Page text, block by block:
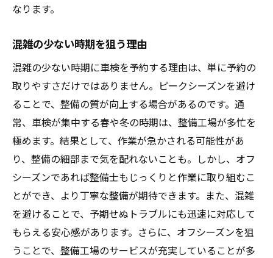
なります。
混雑の少ない時期を狙う理由
混雑の少ない時期に車検を予約する理由は、単に予約の
取りやすさだけではありません。ピークシーズンを避け
ることで、整備の質が向上する場合があるのです。通
常、車検が集中する春や冬の時期は、整備工場が多忙を
極めます。結果として、作業が急かされる可能性があ
り、整備の細部まで気を配れないことも。しかし、オフ
シーズンであれば整備士もじっくりと作業に取り組むこ
とができ、より丁寧な整備が期待できます。また、混雑
を避けることで、予期せぬトラブルにも迅速に対応して
もらえる安心感があります。さらに、オフシーズンを狙
うことで、整備工場のサービスが充実していることが多